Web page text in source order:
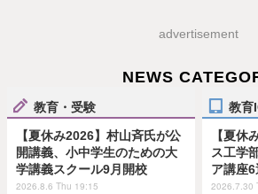
advertisement
NEWS
教育・受験
【夏休み2026】村山斉氏が公
開講義、小中学生のための大
学講義スクール9月開校
2026.8.6 Thu 19:15
教育
【夏休
ス工学
ア講座6
2026.7.30